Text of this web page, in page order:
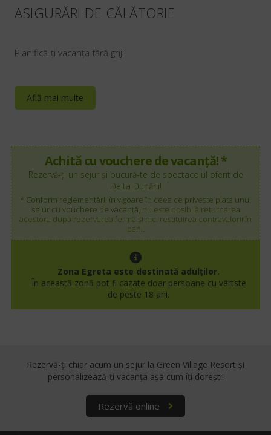
ASIGURĂRI DE CĂLĂTORIE
Planifică-ți vacanța fără griji!
Află mai multe
Achită cu vouchere de vacanță! *
Rezervă-ți un sejur și bucură-te de spectacolul oferit de
Delta Dunării!
* Conform reglementării în vigoare în ceea ce privește plata unui
sejur cu vouchere de vacanță, nu este posibilă returnarea
acestora după rezervarea fermă și nici restituirea contravalorii în
bani.
Zona Egreta este destinată adulţilor.
În această zonă pot fi cazate doar persoane cu vârtste
de peste 18 ani.
Rezervă-ți chiar acum un sejur la Green Village Resort și
personalizează-ți vacanța așa cum îți dorești!
Rezervă online